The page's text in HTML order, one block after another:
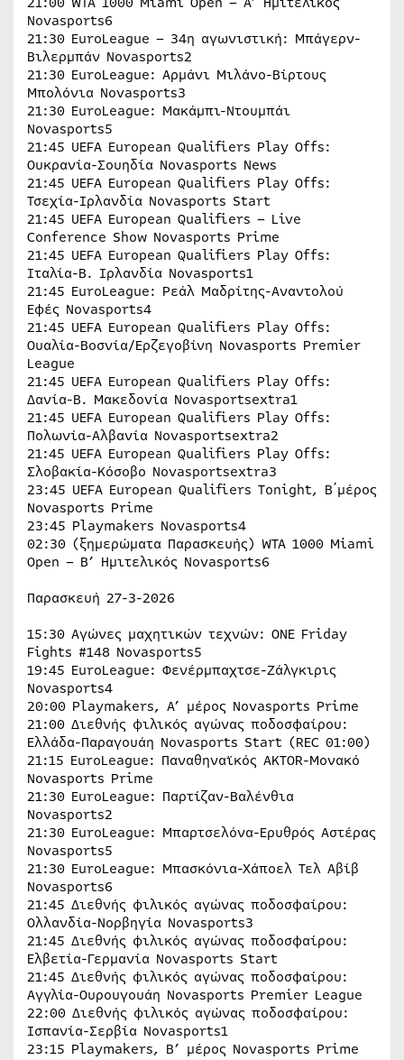
Novasports6
21:30 EuroLeague – 34η αγωνιστική: Μπάγερν-
Βιλερμπάν Novasports2
21:30 EuroLeague: Αρμάνι Μιλάνο-Βίρτους
Μπολόνια Novasports3
21:30 EuroLeague: Μακάμπι-Ντουμπάι
Novasports5
21:45 UEFA European Qualifiers Play Offs:
Ουκρανία-Σουηδία Novasports News
21:45 UEFA European Qualifiers Play Offs:
Τσεχία-Ιρλανδία Novasports Start
21:45 UEFA European Qualifiers – Live
Conference Show Novasports Prime
21:45 UEFA European Qualifiers Play Offs:
Ιταλία-Β. Ιρλανδία Novasports1
21:45 EuroLeague: Ρεάλ Μαδρίτης-Αναντολού
Εφές Novasports4
21:45 UEFA European Qualifiers Play Offs:
Ουαλία-Βοσνία/Ερζεγοβίνη Novasports Premier
League
21:45 UEFA European Qualifiers Play Offs:
Δανία-Β. Μακεδονία Novasportsextra1
21:45 UEFA European Qualifiers Play Offs:
Πολωνία-Αλβανία Novasportsextra2
21:45 UEFA European Qualifiers Play Offs:
Σλοβακία-Κόσοβο Novasportsextra3
23:45 UEFA European Qualifiers Tonight, Β΄μέρος
Novasports Prime
23:45 Playmakers Novasports4
02:30 (ξημερώματα Παρασκευής) WTA 1000 Miami
Open – Β’ Ημιτελικός Novasports6
Παρασκευή 27-3-2026
15:30 Αγώνες μαχητικών τεχνών: ONE Friday
Fights #148 Novasports5
19:45 EuroLeague: Φενέρμπαχτσε-Ζάλγκιρις
Novasports4
20:00 Playmakers, Α’ μέρος Novasports Prime
21:00 Διεθνής φιλικός αγώνας ποδοσφαίρου:
Ελλάδα-Παραγουάη Novasports Start (REC 01:00)
21:15 EuroLeague: Παναθηναϊκός AKTOR-Μονακό
Novasports Prime
21:30 EuroLeague: Παρτίζαν-Βαλένθια
Novasports2
21:30 EuroLeague: Μπαρτσελόνα-Ερυθρός Αστέρας
Novasports5
21:30 EuroLeague: Μπασκόνια-Χάποελ Τελ Αβίβ
Novasports6
21:45 Διεθνής φιλικός αγώνας ποδοσφαίρου:
Ολλανδία-Νορβηγία Novasports3
21:45 Διεθνής φιλικός αγώνας ποδοσφαίρου:
Ελβετία-Γερμανία Novasports Start
21:45 Διεθνής φιλικός αγώνας ποδοσφαίρου:
Αγγλία-Ουρουγουάη Novasports Premier League
22:00 Διεθνής φιλικός αγώνας ποδοσφαίρου:
Ισπανία-Σερβία Novasports1
23:15 Playmakers, Β’ μέρος Novasports Prime